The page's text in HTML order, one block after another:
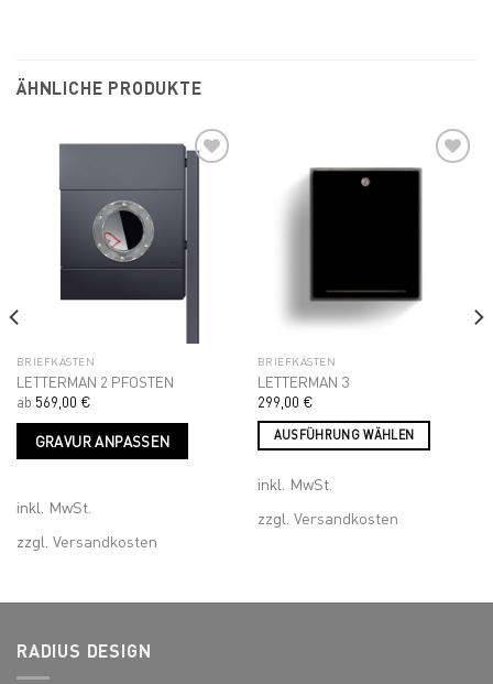
ÄHNLICHE PRODUKTE
BRIEFKÄSTEN
LETTERMAN 2 PFOSTEN
ab 569,00 €
GRAVUR ANPASSEN
können
inkl. MwSt.
zzgl. Versandkosten
BRIEFKÄSTEN
LETTERMAN 3
299,00 €
AUSFÜHRUNG WÄHLEN
Produkt
mehrere
Die
inkl. MwSt.
zzgl. Versandkosten
RADIUS DESIGN